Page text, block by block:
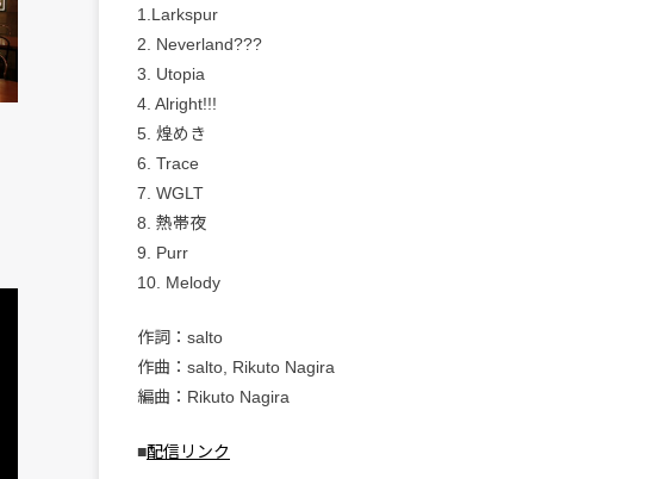
1.Larkspur
2. Neverland???
3. Utopia
4. Alright!!!
5. 煌めき
6. Trace
7. WGLT
8. 熱帯夜
9. Purr
10. Melody
作詞：salto
作曲：salto, Rikuto Nagira
編曲：Rikuto Nagira
■配信リンク